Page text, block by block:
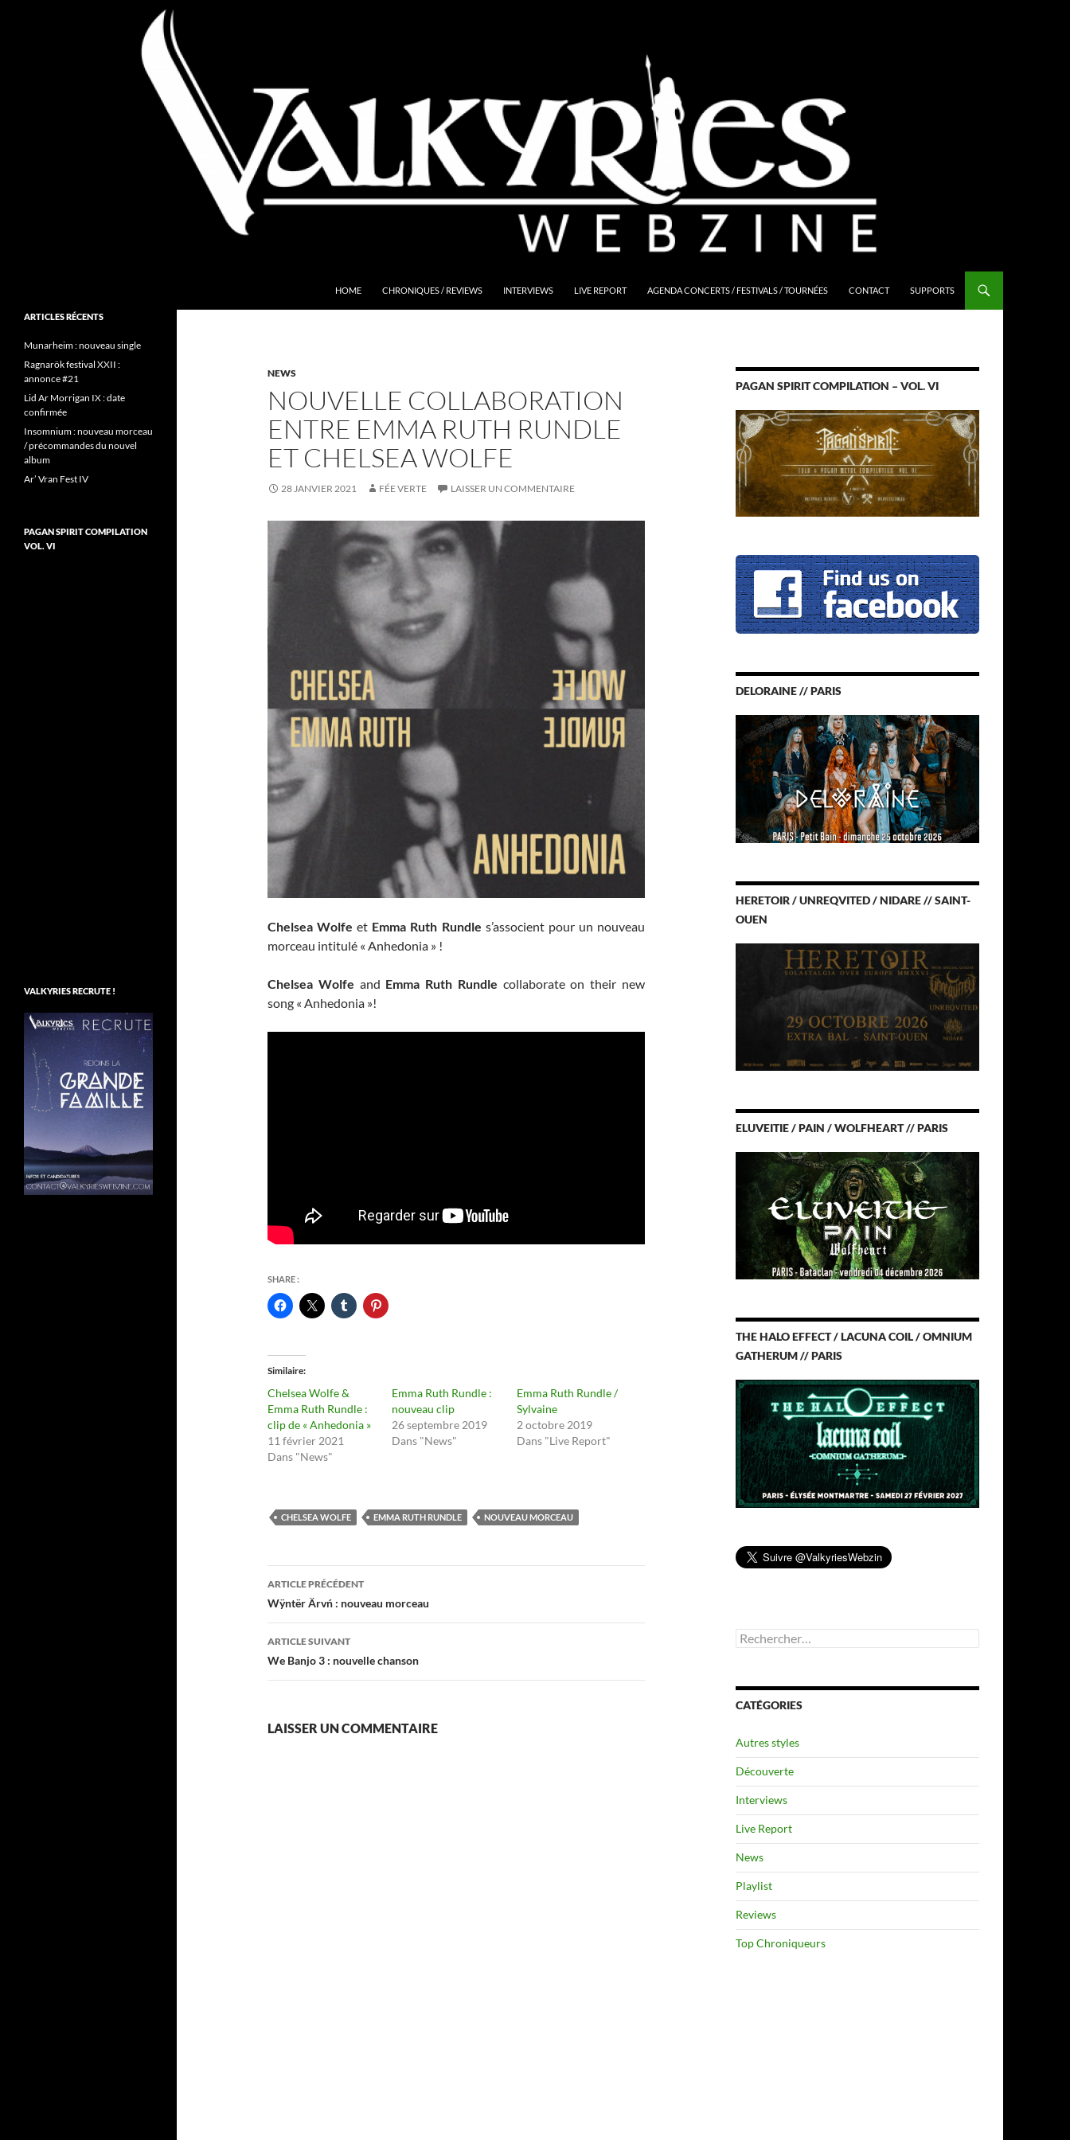
HOME CHRONIQUES / REVIEWS INTERVIEWS LIVE REPORT AGENDA CONCERTS / FESTIVALS / TOURNÉES CONTACT SUPPORTS
NEWS
NOUVELLE COLLABORATION
ENTRE EMMA RUTH RUNDLE
ET CHELSEA WOLFE
28 JANVIER 2021 FÉE VERTE LAISSER UN COMMENTAIRE
Chelsea Wolfe et Emma Ruth Rundle s’associent pour un nouveau
morceau intitulé « Anhedonia » !
Chelsea Wolfe and Emma Ruth Rundle collaborate on their new
song « Anhedonia »!
SHARE :
Similaire
Chelsea Wolfe &
Emma Ruth Rundle :
clip de « Anhedonia »
11 février 2021
Dans "News"
Emma Ruth Rundle :
nouveau clip
26 septembre 2019
Dans "News"
Emma Ruth Rundle /
Sylvaine
2 octobre 2019
Dans "Live Report"
CHELSEA WOLFE EMMA RUTH RUNDLE NOUVEAU MORCEAU
Navigation
des
articles
ARTICLE PRÉCÉDENT
Wÿntër Ärvń : nouveau morceau
ARTICLE SUIVANT
We Banjo 3 : nouvelle chanson
LAISSER UN COMMENTAIRE
PAGAN SPIRIT COMPILATION – VOL. VI
DELORAINE // PARIS
HERETOIR / UNREQVITED / NIDARE // SAINT-
OUEN
ELUVEITIE / PAIN / WOLFHEART // PARIS
THE HALO EFFECT / LACUNA COIL / OMNIUM
GATHERUM // PARIS
Rechercher :
CATÉGORIES
Autres styles
Découverte
Interviews
Live Report
News
Playlist
Reviews
Top Chroniqueurs
Folk Pagan Webzine
ARTICLES RÉCENTS
Munarheim : nouveau single
Ragnarök festival XXII :
annonce #21
Lid Ar Morrigan IX : date
confirmée
Insomnium : nouveau morceau
/ précommandes du nouvel
album
Ar’ Vran Fest IV
PAGAN SPIRIT COMPILATION
VOL. VI
VALKYRIES RECRUTE !